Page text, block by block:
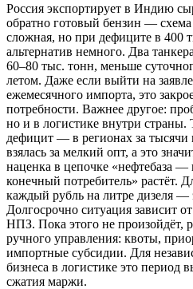
Россия экспортирует в Индию
обратно готовый бензин — схема
сложная, но при дефиците в 400
альтернатив немного. Два
60–80 тыс. тонн, меньше
летом. Даже если выйти на
ежемесячного импорта, это
потребности. Важнее другое:
но и в логистике внутри
дефицит — в регионах за
взялась за мелкий опт, а это
наценка в цепочке «нефтебаза
конечный потребитель» растёт.
каждый рубль на литре дизеля
Долгосрочно ситуация зависит
НПЗ. Пока этого не произойдёт,
ручного управления: квоты,
импортные субсидии. Для
бизнеса в логистике это период
сжатия маржи.